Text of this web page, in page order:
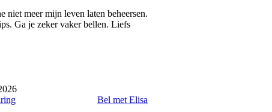
meer mijn leven laten beheersen.
Ga je zeker vaker bellen. Liefs
Bel met Elisa